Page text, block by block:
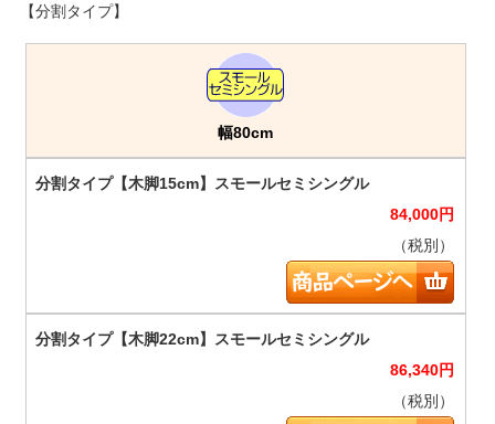
【分割タイプ】
幅80cm
84,000円
（税別）
86,340円
（税別）